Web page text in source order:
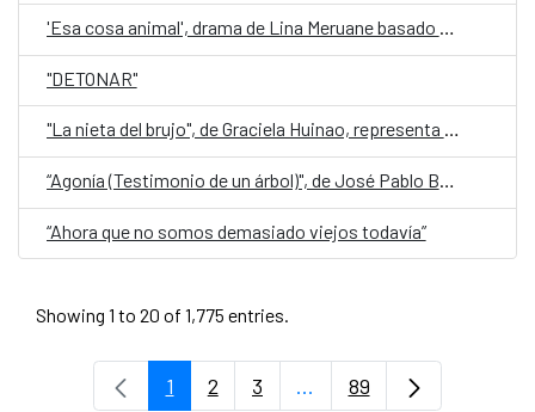
'Esa cosa animal', drama de Lina Meruane basado en su ensayo 'Contra los hijos'
"DETONAR"
"La nieta del brujo", de Graciela Huinao, representa a Chile en la quinta edición de Cuentos en Red
“Agonía (Testimonio de un árbol)", de José Pablo Bejarano, representa a Guatemala en la quinta edición de Cuentos en Red
“Ahora que no somos demasiado viejos todavía”
Showing 1 to 20 of 1,775 entries.
Page
1 Page
2 Page
3 ...Intermediate Pages Use
Page
89